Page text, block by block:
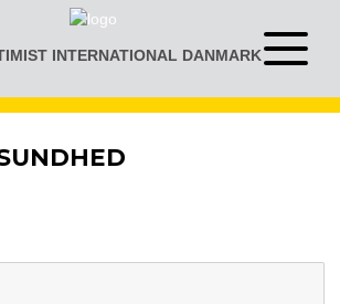
INTERNATIONAL DANMARKÅben
menu